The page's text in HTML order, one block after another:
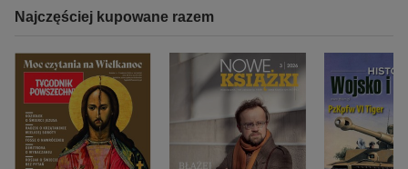
Najczęściej kupowane razem